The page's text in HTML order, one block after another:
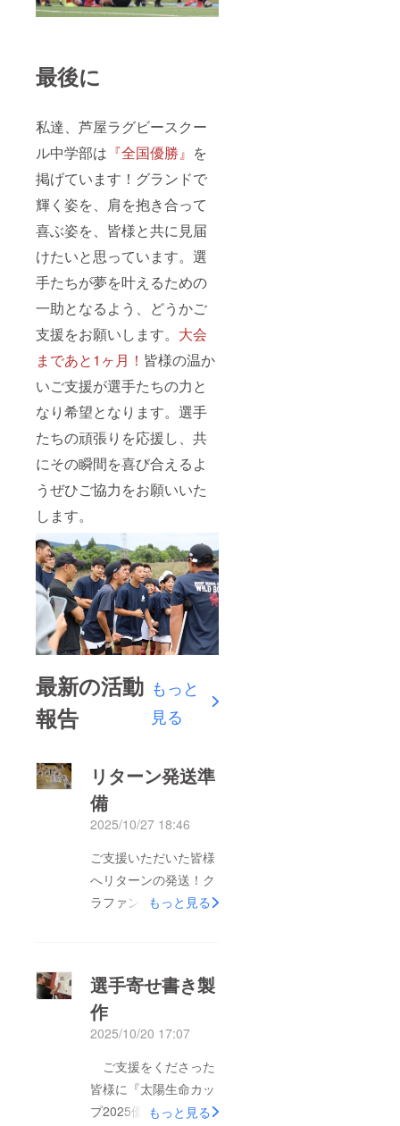
最後に
私達、芦屋ラグビースクー
ル中学部は 『全国優勝』 を
掲げています！グランドで
輝く姿を、肩を抱き合って
喜ぶ姿を、皆様と共に見届
けたいと思っています。選
手たちが夢を叶えるための
一助となるよう、どうかご
支援をお願いします。 大会
まであと1ヶ月！ 皆様の温か
いご支援が選手たちの力と
なり希望となります。選手
たちの頑張りを応援し、共
にその瞬間を喜び合えるよ
うぜひご協力をお願いいた
します。
最新の活動
報告
もっと
見る
リターン発送準
備
2025/10/27 18:46
ご支援いただいた皆様
へリターンの発送！ク
ラファン部と有志のマ
メッセージ！クラファ
ンページのシェアな
ど、本当に本当にあり
がとうございました！
この半年間、手探りの
中クラウドファンディ
もっと見る
選手寄せ書き製
作
2025/10/20 17:07
ご支援をくださった
皆様に『太陽生命カッ
プ2025優勝への道』
もっと見る